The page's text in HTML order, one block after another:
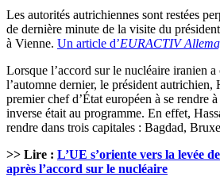
Les autorités autrichiennes sont restées
de dernière minute de la visite du
à Vienne. Un article d’EURACTIV
Lorsque l’accord sur le nucléaire iranien a
l’automne dernier, le président autrichien,
premier chef d’État européen à se rendre
inverse était au programme. En effet,
rendre dans trois capitales : Bagdad,
>> Lire : L’UE s’oriente vers la levée
après l’accord sur le nucléaire